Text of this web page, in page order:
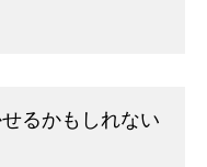
るかもしれない